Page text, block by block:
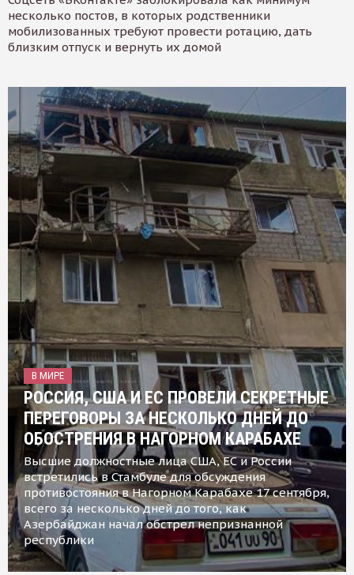
несколько постов, в которых родственники
мобилизованных требуют провести ротацию, дать
близким отпуск и вернуть их домой
В МИРЕ
РОССИЯ, США И ЕС ПРОВЕЛИ СЕКРЕТНЫЕ
ПЕРЕГОВОРЫ ЗА НЕСКОЛЬКО ДНЕЙ ДО
ОБОСТРЕНИЯ В НАГОРНОМ КАРАБАХЕ
Высшие должностные лица США, ЕС и России
встретились в Стамбуле для обсуждения
противостояния в Нагорном Карабахе 17 сентября,
всего за несколько дней до того, как
Азербайджан начал обстрел непризнанной
республики